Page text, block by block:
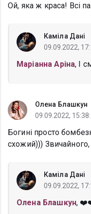
Ой, яка ж краса! Всі
Каміла Дані
09.09.2022,
Маріанна Аріна, І
Олена Блашкун
09.09.2022,
Богині просто
схожий)))
Каміла Дані
09.09.2022,
Олена Блашкун,